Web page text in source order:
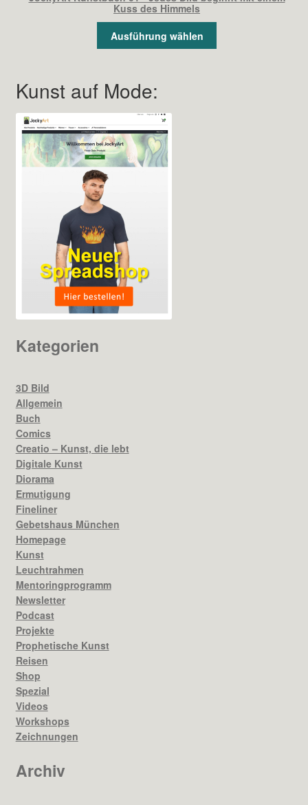
Kuss des Himmels
Ausführung wählen
Kunst auf Mode:
Kategorien
3D Bild
Allgemein
Buch
Comics
Creatio – Kunst, die lebt
Digitale Kunst
Diorama
Ermutigung
Fineliner
Gebetshaus München
Homepage
Kunst
Leuchtrahmen
Mentoringprogramm
Newsletter
Podcast
Projekte
Prophetische Kunst
Reisen
Shop
Spezial
Videos
Workshops
Zeichnungen
Archiv